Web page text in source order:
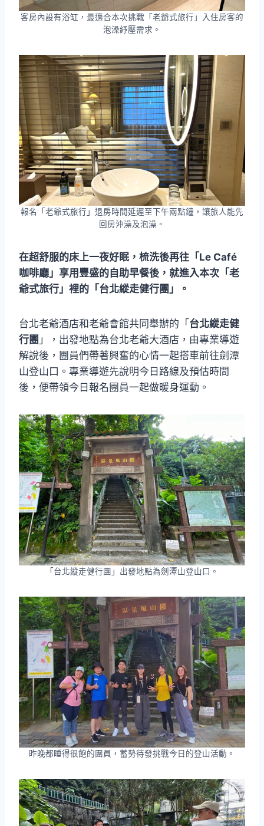
客房內設有浴缸，最適合本次挑戰「老爺式旅行」入住房客的
泡澡紓壓需求。
報名「老爺式旅行」退房時間延遲至下午兩點鐘，讓旅人能先
回房沖澡及泡澡。
在超舒服的床上一夜好眠，梳洗後再往「Le Café
咖啡廳」享用豐盛的自助早餐後，就進入本次「老
爺式旅行」裡的「台北縱走健行團」。
台北老爺酒店和老爺會館共同舉辦的「台北縱走健
行團 」，出發地點為台北老爺大酒店，由專業導遊
解說後，團員們帶著興奮的心情一起搭車前往劍潭
山登山口。專業導遊先說明今日路線及預估時間
後，便帶領今日報名團員一起做暖身運動。
「台北縱走健行團」出發地點為劍潭山登山口。
昨晚都睡得很飽的團員，蓄勢待發挑戰今日的登山活動。